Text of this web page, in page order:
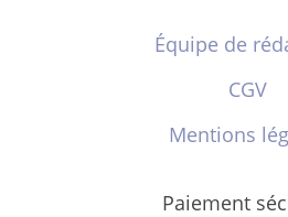
Équipe de
CGV
Mentions
Paiement